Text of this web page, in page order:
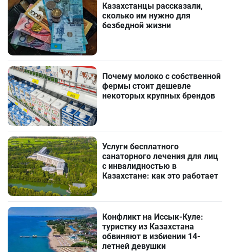
Казахстанцы рассказали,
сколько им нужно для
безбедной жизни
Почему молоко с собственной
фермы стоит дешевле
некоторых крупных брендов
Услуги бесплатного
санаторного лечения для лиц
с инвалидностью в
Казахстане: как это работает
Конфликт на Иссык-Куле:
туристку из Казахстана
обвиняют в избиении 14-
летней девушки